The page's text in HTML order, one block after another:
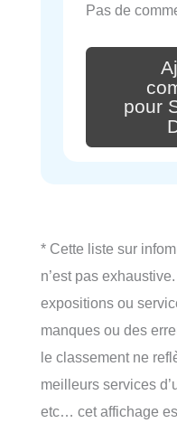
Pas de
pour
* Cette liste sur
n’est pas
expositions ou
manques ou des
le classement ne
meilleurs services
etc… cet affichage